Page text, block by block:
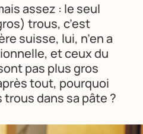
assez : le seul
trous, c’est
suisse, lui, n’en a
et ceux du
pas plus gros
tout, pourquoi
trous dans sa pâte ?